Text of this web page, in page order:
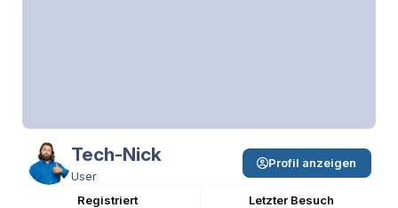
Tech-Nick
User
Registriert
Letzter Besuch
Profil anzeigen